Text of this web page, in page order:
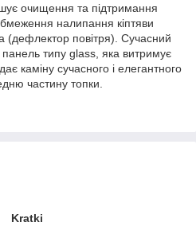
очищення та підтримання
налипання кіптяви
(дефлектор повітря). Сучасний
типу glass, яка витримує
каміну сучасного і елегантного
частину топки.
Kratki